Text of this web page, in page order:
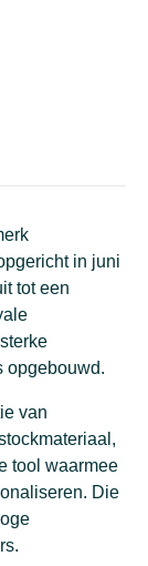
in juni
tot een
opgebouwd.
van
tool waarmee
Die